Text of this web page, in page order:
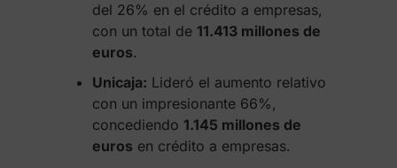
del 26% en el crédito a empresas,
con un total de 11.413 millones de
euros.
Unicaja: Lideró el aumento relativo
con un impresionante 66%,
concediendo 1.145 millones de
euros en crédito a empresas.